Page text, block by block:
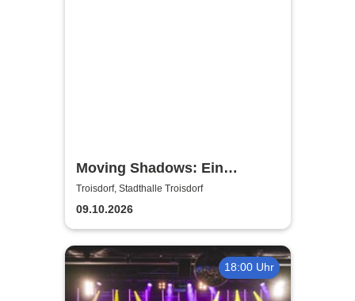
Moving Shadows: Ein
Schattentheater, das alles in
den Schatten stellt - On Fire
Troisdorf, Stadthalle Troisdorf
09.10.2026
18:00 Uhr